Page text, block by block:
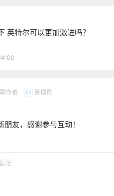
英特尔可以更加激进吗？
作者 M 管理员
朋友，感谢参与互动！